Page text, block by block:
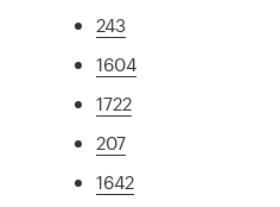
243
1604
1722
207
1642